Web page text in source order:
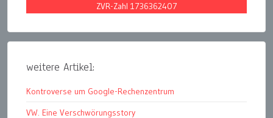
ZVR-Zahl 1736362407
weitere Artikel:
Kontroverse um Google-Rechenzentrum
VW. Eine Verschwörungsstory